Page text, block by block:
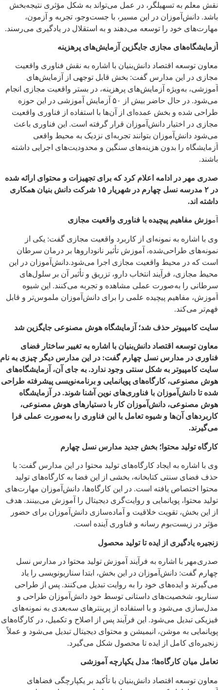
نقش معلم به تسهیلگر، در عمل می‌تواند به شکل مؤثری نتیجه‌بخش
باشد. دانش‌آموزان در این مسیر، با جست‌وجو، تجربه و آزمون،
مهارت‌های خود را توسعه می‌دهند و به استقلال در یادگیری می‌رسند.
آزمایشگاه‌های مجازی جایگزین آزمایش‌های پرهزینه
معاون توسعه اقتصاد دانش‌بنیان با اشاره به نقش فناوری واقعیت
مجازی در این مدارس گفت: بخش قابل توجهی از آزمایش‌های
آموزشی، به‌ویژه آزمایش‌های پرهزینه، در بستر واقعیت مجازی انجام
می‌شود. در حال حاضر بیش از ۵۰ آزمایش آموزشی در این حوزه
طراحی شده و بخش عمده‌ای از آن‌ها با استفاده از فناوری واقعیت
مجازی در اختیار دانش‌آموزان قرار گرفته است. این فناوری باعث
می‌شود دانش‌آموزان بتوانند تجربه‌ای نزدیک به محیط واقعی
آزمایشگاه را بدون هزینه‌های سنگین و محدودیت‌های اجرایی داشته
باشند.
صدری مهر در ادامه اعلام کرد که برای تجهیزات و محتوای ارائه شده
در ۲ مدرسه نسل چهارم در شهریار ۱۵ شرکت دانش بنیان همکاری
داشته اند.
آموزش مفاهیم پیچیده با فناوری واقعیت مجازی
وی با اشاره به نمونه‌ای از کاربرد واقعیت مجازی گفت: یکی از
نمونه‌های طراحی‌شده، آموزش تأثیر نانوداروها بر درمان سرطان
است که در محیط واقعیت مجازی اجرا می‌شود.دانش‌آموزان در این
محیط مجازی، فرآیند انتخاب دارو، تزریق و تأثیر آن بر سلول‌های
سرطانی را به‌صورت عملی مشاهده و تجربه می‌کنند. این شیوه
آموزش، مفاهیم پیچیده علمی را برای دانش‌آموزان ملموس‌تر و قابل
فهم‌تر می‌کند.
سایت کامپیوتر حذف شد؛ آزمایشگاه هوش مصنوعی جایگزین شد
معاون توسعه اقتصاد دانش‌بنیان با اشاره به تغییر ساختار فضای
فناوری در مدارس نسل چهارم گفت: در این مدارس دیگر چیزی به نام
سایت کامپیوتر به شکل سنتی وجود ندارد. به جای آن، آزمایشگاه‌های
هوش مصنوعی، کارگاه‌های پویانمایی و برنامه‌نویسی پیشرفته طراحی
شده تا دانش‌آموزان با فناوری‌های نوین آشنا شوند. در آزمایشگاه
هوش مصنوعی، دانش‌آموزان کار با دستیارهای هوش مصنوعی،
کاربردهای آن‌ها و شیوه تعامل با این فناوری را به‌صورت عملی فرا
می‌گیرند.
کارگاه تولید محتوا؛ بخش جدید مدارس نسل چهارم
وی با اشاره به ایجاد کارگاه‌های تولید محتوا در این مدارس گفت: با
حذف فضای سنتی کتابخانه، بخشی از این فضا به کارگاه‌های تولید
محتوا اختصاص یافته است. در این کارگاه‌ها، دانش‌آموزان مهارت‌های
تولید محتوا، پویانمایی و روایت‌گری دیجیتال را آموزش می‌بینند. هدف
از این بخش، تقویت خلاقیت و آماده‌سازی دانش‌آموزان برای حضور
مؤثر در زیست‌بوم رسانه و فناوری آینده است.
زنجیره یادگیری از ایده تا تولید محصول
صدری‌مهر با اشاره به فرآیند آموزش تولید محتوا در مدارس نسل
چهارم گفت: دانش‌آموزان در این بخش، ابتدا سناریونویسی را یاد
می‌گیرند و ایده‌های خود را به روایت تبدیل می‌کنند. پس از طراحی
سناریو، شخصیت‌های داستانی توسط خود دانش‌آموزان طراحی و
مدل‌سازی می‌شود و با استفاده از پرینترهای سه‌بعدی به نمونه‌های
فیزیکی تبدیل می‌شود. این فرآیند پس از اصلاح و تکمیل، در کارگاه‌های
پویانمایی به موشن، انیمیشن و محتوای دیجیتال تبدیل می‌شود و عملاً
زنجیره‌ای کامل از ایده تا محصول شکل می‌گیرد.
تعامل میان کارگاه‌ها؛ مدل یکپارچه آموزشی
معاون توسعه اقتصاد دانش‌بنیان با تأکید بر یکپارچگی فضاهای